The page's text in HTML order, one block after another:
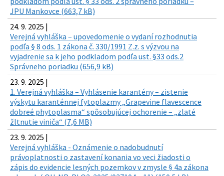
JPU Mankovce (663,7 kB)
24. 9. 2025 |
Verejná vyhláška – upovedomenie o vydaní rozhodnutia
podľa § 8 ods. 1 zákona č. 330/1991 Z.z. s výzvou na
vyjadrenie sa k jeho podkladom podľa ust. §33 ods.2
Správneho poriadku (656,9 kB)
23. 9. 2025 |
1. Verejná vyhláška – Vyhlásenie karantény – zistenie
výskytu karanténnej fytoplazmy „Grapevine flavescence
dobreé phytoplasma“ spôsobujúcej ochorenie – „zlaté
žltnutie viniča“ (7,6 MB)
23. 9. 2025 |
Verejná vyhláška - Oznámenie o nadobudnutí
právoplatnosti o zastavení konania vo veci žiadosti o
zápis do evidencie lesných pozemkov v zmysle § 4a zákona